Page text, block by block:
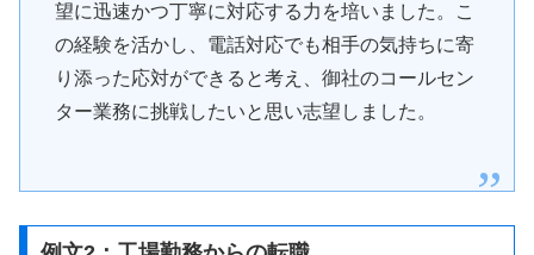
望に迅速かつ丁寧に対応する力を培いました。こ
の経験を活かし、電話対応でも相手の気持ちに寄
り添った応対ができると考え、御社のコールセン
ター業務に挑戦したいと思い志望しました。